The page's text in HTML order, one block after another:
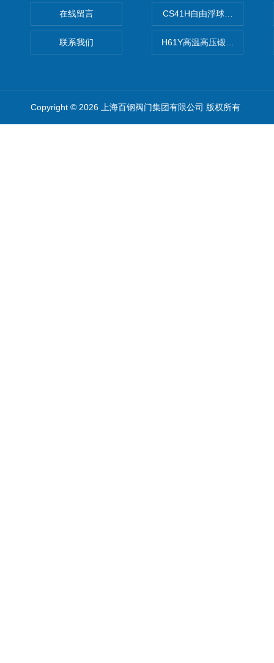
在线留言
联系我们
CS41H自由浮球式蒸汽疏水
H61Y高温高压锻钢止回阀
Copyright © 2026 上海百钢阀门集团有限公司 版权所有